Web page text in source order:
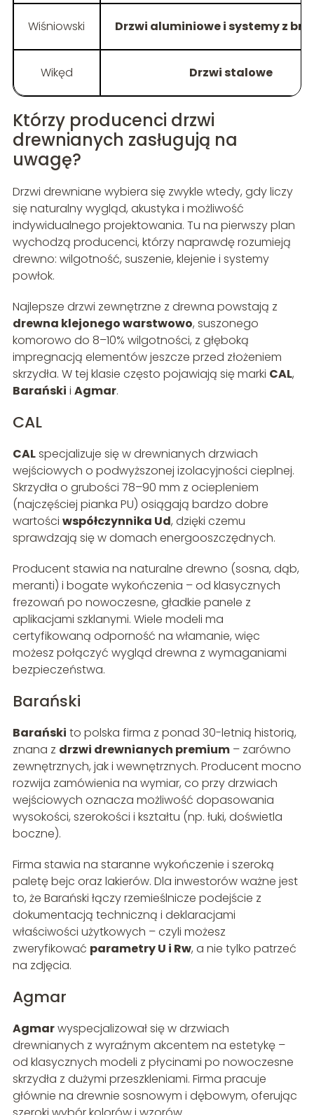
Wiśniowski Drzwi aluminiowe i systemy z
Wikęd Drzwi stalowe
Którzy producenci drzwi
drewnianych zasługują na
uwagę?
Drzwi drewniane wybiera się zwykle wtedy, gdy liczy
się naturalny wygląd, akustyka i możliwość
indywidualnego projektowania. Tu na pierwszy plan
wychodzą producenci, którzy naprawdę rozumieją
drewno: wilgotność, suszenie, klejenie i systemy
powłok.
Najlepsze drzwi zewnętrzne z drewna powstają z
drewna klejonego warstwowo, suszonego
komorowo do 8–10% wilgotności, z głęboką
impregnacją elementów jeszcze przed złożeniem
skrzydła. W tej klasie często pojawiają się marki CAL,
Barański i Agmar.
CAL
CALspecjalizuje się w drewnianych drzwiach
wejściowych o podwyższonej izolacyjności cieplnej.
Skrzydła o grubości 78–90 mm z ociepleniem
(najczęściej pianka PU) osiągają bardzo dobre
wartości współczynnika Ud, dzięki czemu
sprawdzają się w domach energooszczędnych.
Producent stawia na naturalne drewno (sosna, dąb,
meranti) i bogate wykończenia – od klasycznych
frezowań po nowoczesne, gładkie panele z
aplikacjami szklanymi. Wiele modeli ma
certyfikowaną odporność na włamanie, więc
możesz połączyć wygląd drewna z wymaganiami
bezpieczeństwa.
Barański
Barański to polska firma z ponad 30-letnią historią,
znana z drzwi drewnianych premium– zarówno
zewnętrznych, jak i wewnętrznych. Producent mocno
rozwija zamówienia na wymiar, co przy drzwiach
wejściowych oznacza możliwość dopasowania
wysokości, szerokości i kształtu (np. łuki, doświetla
boczne).
Firma stawia na staranne wykończenie i szeroką
paletę bejc oraz lakierów. Dla inwestorów ważne jest
to, że Barański łączy rzemieślnicze podejście z
dokumentacją techniczną i deklaracjami
właściwości użytkowych – czyli możesz
zweryfikować parametry U i Rw, a nie tylko patrzeć
na zdjęcia.
Agmar
Agmarwyspecjalizował się w drzwiach
drewnianych z wyraźnym akcentem na estetykę –
od klasycznych modeli z płycinami po nowoczesne
skrzydła z dużymi przeszkleniami. Firma pracuje
głównie na drewnie sosnowym i dębowym, oferując